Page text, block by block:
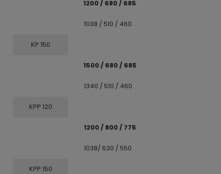
1200 / 680 / 685
1038 / 510 / 460
KP 150
1500 / 680 / 685
1340 / 510 / 460
KPP 120
1200 / 800 / 775
1038/ 630 / 550
KPP 150